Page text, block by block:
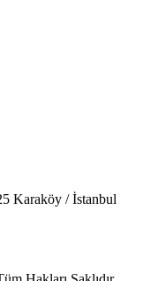
Karaköy / İstanbul